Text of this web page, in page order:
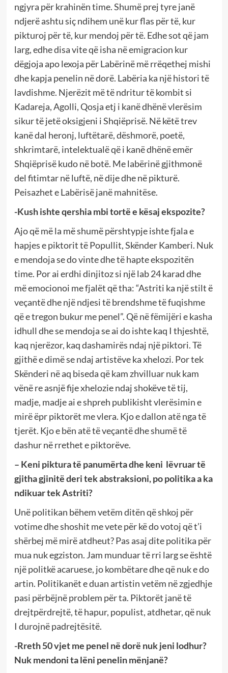
ngjyra për krahinën time. Shumë prej tyre janë
ndjerë ashtu siç ndihem unë kur flas për të, kur
pikturoj për të, kur mendoj për të. Edhe sot që jam
larg, edhe disa vite që isha në emigracion kur
dëgjoja apo lexoja për Labërinë më rrëqethej mishi
dhe kapja penelin në dorë. Labëria ka një histori të
lavdishme. Njerëzit më të ndritur të kombit si
Kadareja, Agolli, Qosja etj i kanë dhënë vlerësim
sikur të jetë oksigjeni i Shqiëprisë. Në këtë trev
kanë dal heronj, luftëtarë, dëshmorë, poetë,
shkrimtarë, intelektualë që i kanë dhënë emër
Shqiëprisë kudo në botë. Me labërinë gjithmonë
del fitimtar në luftë, në dije dhe në pikturë.
Peisazhet e Labërisë janë mahnitëse.
-Kush ishte qershia mbi tortë e kësaj ekspozite?
Ajo që më la më shumë përshtypje ishte fjala e
hapjes e piktorit të Popullit, Skënder Kamberi. Nuk
e mendoja se do vinte dhe të hapte ekspozitën
time. Por ai erdhi dinjitoz si një lab 24 karad dhe
më emocionoi me fjalët që tha: “Astriti ka një stilt ë
veçantë dhe një ndjesi të brendshme të fuqishme
që e tregon bukur me penel”. Që në fëmijëri e kasha
idhull dhe se mendoja se ai do ishte kaq I thjeshtë,
kaq njerëzor, kaq dashamirës ndaj një piktori. Të
gjithë e dimë se ndaj artistëve ka xhelozi. Por tek
Skënderi në aq biseda që kam zhvilluar nuk kam
vënë re asnjë fije xhelozie ndaj shokëve të tij,
madje, madje ai e shpreh publikisht vlerësimin e
mirë ëpr piktorët me vlera. Kjo e dallon atë nga të
tjerët. Kjo e bën atë të veçantë dhe shumë të
dashur në rrethet e piktorëve.
– Keni piktura të panumërta dhe keni lëvruar të
gjitha gjinitë deri tek abstraksioni, po politika a ka
ndikuar tek Astriti?
Unë politikan bëhem vetëm ditën që shkoj për
votime dhe shoshit me vete për kë do votoj që t’i
shërbej më mirë atdheut? Pas asaj dite politika për
mua nuk egziston. Jam munduar të rri larg se është
një politkë acaruese, jo kombëtare dhe që nuk e do
artin. Politikanët e duan artistin vetëm në zgjedhje
pasi përbëjnë problem për ta. Piktorët janë të
drejtpërdrejtë, të hapur, populist, atdhetar, që nuk
I durojnë padrejtësitë.
-Rreth 50 vjet me penel në dorë nuk jeni lodhur?
Nuk mendoni ta lëni penelin mënjanë?